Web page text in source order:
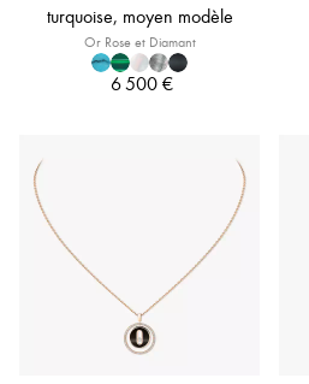
turquoise, moyen modèle
Or Rose et Diamant
6 500 €